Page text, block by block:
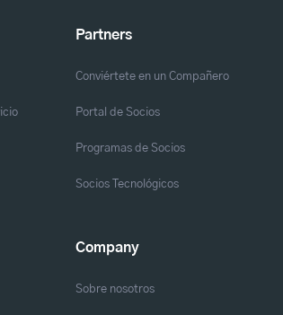
Partners
Conviértete en un Compañero
Portal de Socios
Programas de Socios
Socios Tecnológicos
Company
Sobre nosotros